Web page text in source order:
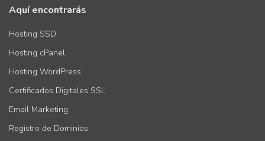
Aquí encontrarás
Hosting SSD
Hosting cPanel
Hosting WordPress
Certificados Digitales SSL
Email Marketing
Registro de Dominios